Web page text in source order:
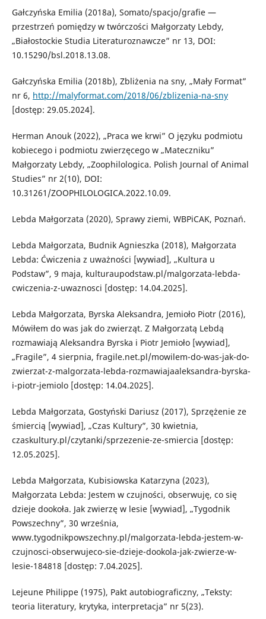
Gałczyńska Emilia (2018a), Somato/spacjo/grafie —
przestrzeń pomiędzy w twórczości Małgorzaty Lebdy,
„Białostockie Studia Literaturoznawcze” nr 13, DOI:
10.15290/bsl.2018.13.08.
Gałczyńska Emilia (2018b), Zbliżenia na sny, „Mały Format”
nr 6, http://malyformat.com/2018/06/zblizenia-na-sny
[dostęp: 29.05.2024].
Herman Anouk (2022), „Praca we krwi” O języku podmiotu
kobiecego i podmiotu zwierzęcego w „Mateczniku”
Małgorzaty Lebdy, „Zoophilologica. Polish Journal of Animal
Studies” nr 2(10), DOI:
10.31261/ZOOPHILOLOGICA.2022.10.09.
Lebda Małgorzata (2020), Sprawy ziemi, WBPiCAK, Poznań.
Lebda Małgorzata, Budnik Agnieszka (2018), Małgorzata
Lebda: Ćwiczenia z uważności [wywiad], „Kultura u
Podstaw”, 9 maja, kulturaupodstaw.pl/malgorzata-lebda-
cwiczenia-z-uwaznosci [dostęp: 14.04.2025].
Lebda Małgorzata, Byrska Aleksandra, Jemioło Piotr (2016),
Mówiłem do was jak do zwierząt. Z Małgorzatą Lebdą
rozmawiają Aleksandra Byrska i Piotr Jemioło [wywiad],
„Fragile”, 4 sierpnia, fragile.net.pl/mowilem-do-was-jak-do-
zwierzat-z-malgorzata-lebda-rozmawiajaaleksandra-byrska-
i-piotr-jemiolo [dostęp: 14.04.2025].
Lebda Małgorzata, Gostyński Dariusz (2017), Sprzężenie ze
śmiercią [wywiad], „Czas Kultury”, 30 kwietnia,
czaskultury.pl/czytanki/sprzezenie-ze-smiercia [dostęp:
12.05.2025].
Lebda Małgorzata, Kubisiowska Katarzyna (2023),
Małgorzata Lebda: Jestem w czujności, obserwuję, co się
dzieje dookoła. Jak zwierzę w lesie [wywiad], „Tygodnik
Powszechny”, 30 września,
www.tygodnikpowszechny.pl/malgorzata-lebda-jestem-w-
czujnosci-obserwujeco-sie-dzieje-dookola-jak-zwierze-w-
lesie-184818 [dostęp: 7.04.2025].
Lejeune Philippe (1975), Pakt autobiograficzny, „Teksty:
teoria literatury, krytyka, interpretacja” nr 5(23).